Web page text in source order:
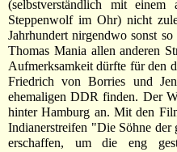
(selbstverständlich mit
Steppenwolf im Ohr) nicht
Jahrhundert nirgendwo sonst
Thomas Mania allen anderen
Aufmerksamkeit dürfte für den
Friedrich von Borries und
ehemaligen DDR finden. Der
hinter Hamburg an. Mit den
Indianerstreifen "Die Söhne
erschaffen, um die eng